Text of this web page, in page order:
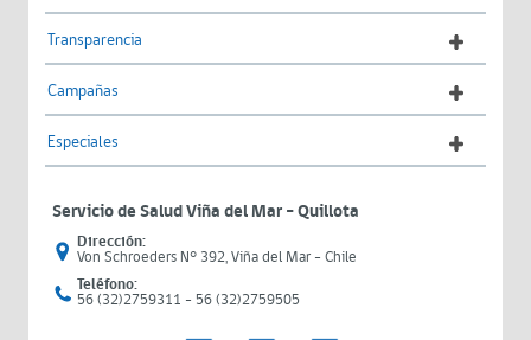
Transparencia
Campañas
Especiales
Servicio de Salud Viña del Mar – Quillota
Dirección:
Von Schroeders N° 392, Viña del Mar - Chile
Teléfono:
56 (32)2759311 - 56 (32)2759505